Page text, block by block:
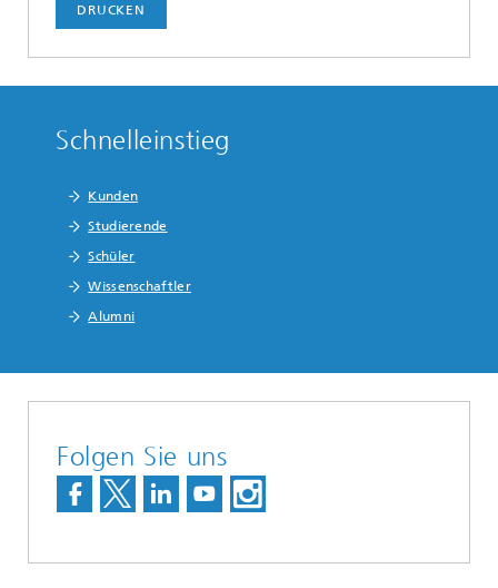
DRUCKEN
Schnelleinstieg
Kunden
Studierende
Schüler
Wissenschaftler
Alumni
Folgen Sie uns